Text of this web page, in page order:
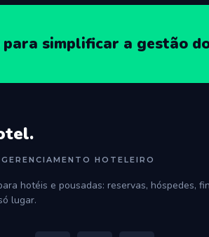
simplificar a gestão
HOTELEIRO
hotéis e pousadas: reservas, hóspedes,
lugar.